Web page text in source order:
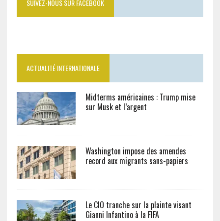
SUIVEZ-NOUS SUR FACEBOOK
ACTUALITÉ INTERNATIONALE
Midterms américaines : Trump mise
sur Musk et l’argent
Washington impose des amendes
record aux migrants sans-papiers
Le CIO tranche sur la plainte visant
Gianni Infantino à la FIFA